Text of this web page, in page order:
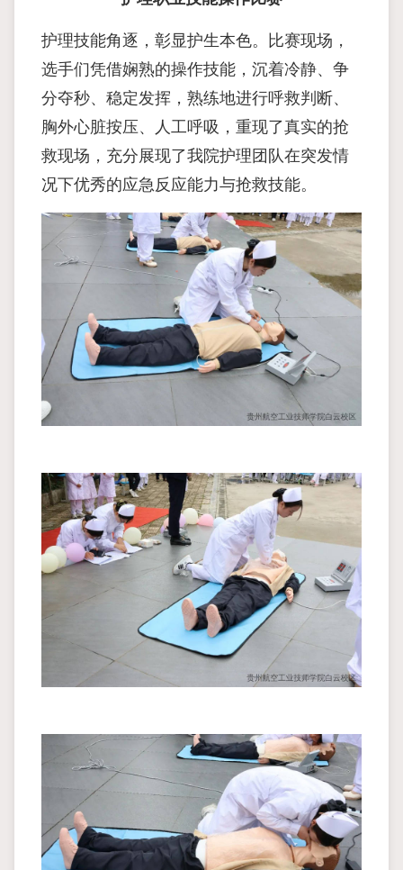
护理技能角逐，彰显护生本色。比赛现场，
选手们凭借娴熟的操作技能，沉着冷静、争
分夺秒、稳定发挥，熟练地进行呼救判断、
胸外心脏按压、人工呼吸，重现了真实的抢
救现场，充分展现了我院护理团队在突发情
况下优秀的应急反应能力与抢救技能。